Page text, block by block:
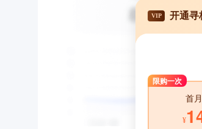
VIP 开通寻
限购一次
首
¥